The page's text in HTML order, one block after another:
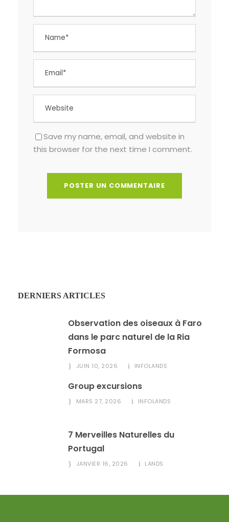
Save my name, email, and website in
this browser for the next time I comment.
DERNIERS ARTICLES
Observation des oiseaux à Faro
dans le parc naturel de la Ria
Formosa
JUIN 10, 2026 INFOLANDS
Group excursions
MARS 27, 2026 INFOLANDS
7 Merveilles Naturelles du
Portugal
JANVIER 16, 2026 LANDS